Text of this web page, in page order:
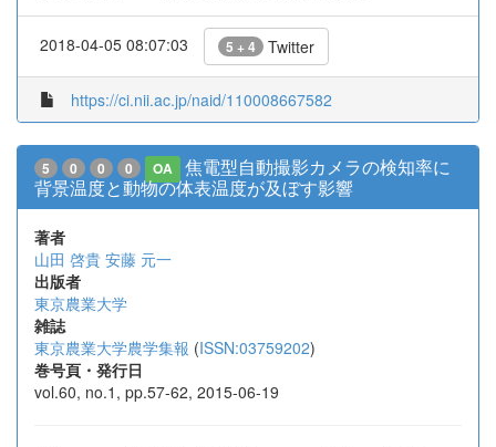
2018-04-05 08:07:03 5 + 4 Twitter
https://ci.nii.ac.jp/naid/110008667582
5 0 0 0 OA
焦電型自動撮影カメラの検知率に
背景温度と動物の体表温度が及ぼす影響
著者
山田 啓貴 安藤 元一
出版者
東京農業大学
雑誌
東京農業大学農学集報 (ISSN:03759202)
巻号頁・発行日
vol.60, no.1, pp.57-62, 2015-06-19